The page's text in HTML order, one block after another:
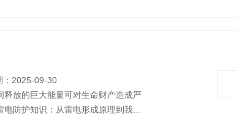
：2025-09-30
放的巨大能量可对生命财产造成严
防护知识：从雷电形成原理到我国